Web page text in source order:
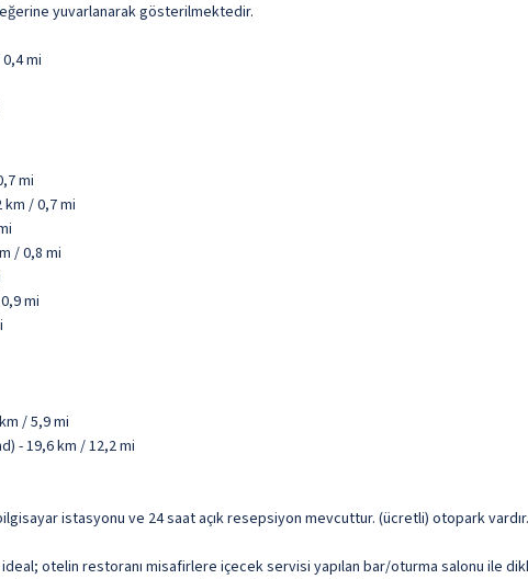
yuvarlanarak gösterilmektedir.
mi
mi
/ 0,7 mi
/ 0,8 mi
mi
/ 5,9 mi
- 19,6 km / 12,2 mi
istasyonu ve 24 saat açık resepsiyon mevcuttur. (ücretli) otopark vardır.
otelin restoranı misafirlere içecek servisi yapılan bar/oturma salonu ile